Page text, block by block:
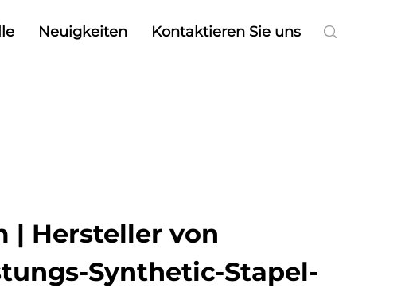
Neuigkeiten Kontaktieren Sie uns
| Hersteller von
Synthetic-Stapel-